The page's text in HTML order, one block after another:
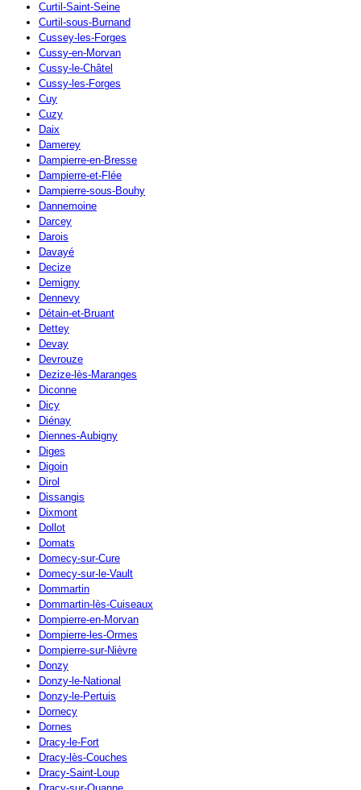
Curtil-Saint-Seine
Curtil-sous-Burnand
Cussey-les-Forges
Cussy-en-Morvan
Cussy-le-Châtel
Cussy-les-Forges
Cuy
Cuzy
Daix
Damerey
Dampierre-en-Bresse
Dampierre-et-Flée
Dampierre-sous-Bouhy
Dannemoine
Darcey
Darois
Davayé
Decize
Demigny
Dennevy
Détain-et-Bruant
Dettey
Devay
Devrouze
Dezize-lès-Maranges
Diconne
Dicy
Diénay
Diennes-Aubigny
Diges
Digoin
Dirol
Dissangis
Dixmont
Dollot
Domats
Domecy-sur-Cure
Domecy-sur-le-Vault
Dommartin
Dommartin-lès-Cuiseaux
Dompierre-en-Morvan
Dompierre-les-Ormes
Dompierre-sur-Nièvre
Donzy
Donzy-le-National
Donzy-le-Pertuis
Dornecy
Dornes
Dracy-le-Fort
Dracy-lès-Couches
Dracy-Saint-Loup